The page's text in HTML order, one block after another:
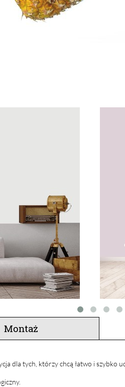
Montaż
dla tych, którzy chcą łatwo i szybko